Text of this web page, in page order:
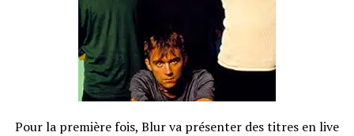
Pour la première fois, Blur va présenter des titres en live